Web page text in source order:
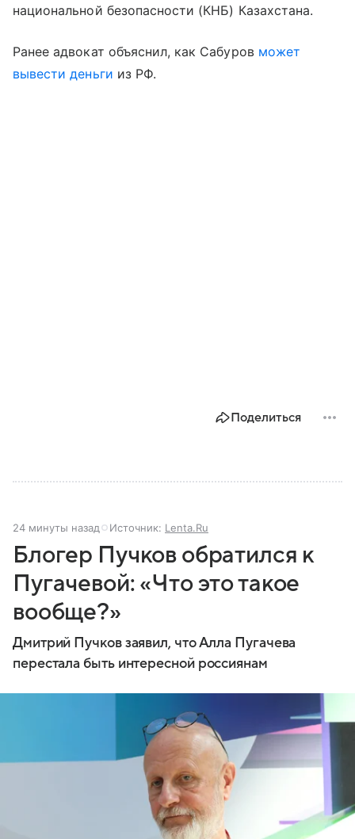
национальной безопасности (КНБ) Казахстана.
Ранее адвокат объяснил, как Сабуров может
вывести деньги из РФ.
Поделиться
24 минуты назад Источник: Lenta.Ru
Блогер Пучков обратился к
Пугачевой: «Что это такое
вообще?»
Дмитрий Пучков заявил, что Алла Пугачева
перестала быть интересной россиянам